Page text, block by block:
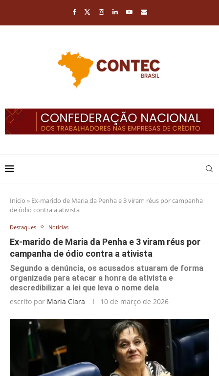
Início » Ex-marido de Maria da Penha e 3 viram réus por campanha
de ódio contra a ativista
Destaques Notícias
Ex-marido de Maria da Penha e 3 viram réus por
campanha de ódio contra a ativista
Segundo a denúncia, os acusados atuaram de forma
organizada para atacar a honra da ativista e
descredibilizar a lei que leva o nome dela
escrito por Maria Clara 10 de março de 2026